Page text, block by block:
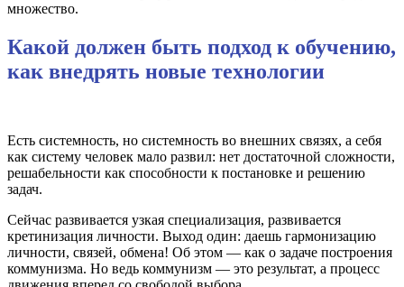
множество.
Какой должен быть подход к обучению,
как внедрять новые технологии
Есть системность, но системность во внешних связях, а себя
как систему человек мало развил: нет достаточной сложности,
решабельности как способности к постановке и решению
задач.
Сейчас развивается узкая специализация, развивается
кретинизация личности. Выход один: даешь гармонизацию
личности, связей, обмена! Об этом — как о задаче построения
коммунизма. Но ведь коммунизм — это результат, а процесс